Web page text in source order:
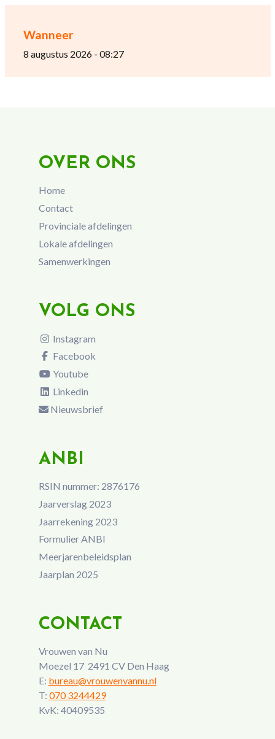
Wanneer
8 augustus 2026 - 08:27
OVER ONS
Home
Contact
Provinciale afdelingen
Lokale afdelingen
Samenwerkingen
VOLG ONS
Instagram
Facebook
Youtube
Linkedin
Nieuwsbrief
ANBI
RSIN nummer: 2876176
Jaarverslag 2023
Jaarrekening 2023
Formulier ANBI
Meerjarenbeleidsplan
Jaarplan 2025
CONTACT
Vrouwen van Nu
Moezel 17 2491 CV Den Haag
E: bureau@vrouwenvannu.nl
T: 070 3244429
KvK: 40409535